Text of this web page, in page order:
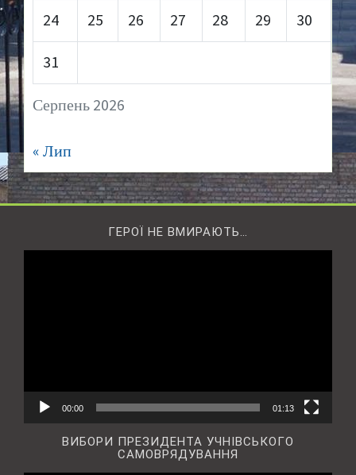
Серпень 2026
24 25 26 27 28 29 30
31
« Лип
ГЕРОЇ НЕ ВМИРАЮТЬ…
00:00 01:13
ВИБОРИ ПРЕЗИДЕНТА УЧНІВСЬКОГО
САМОВРЯДУВАННЯ